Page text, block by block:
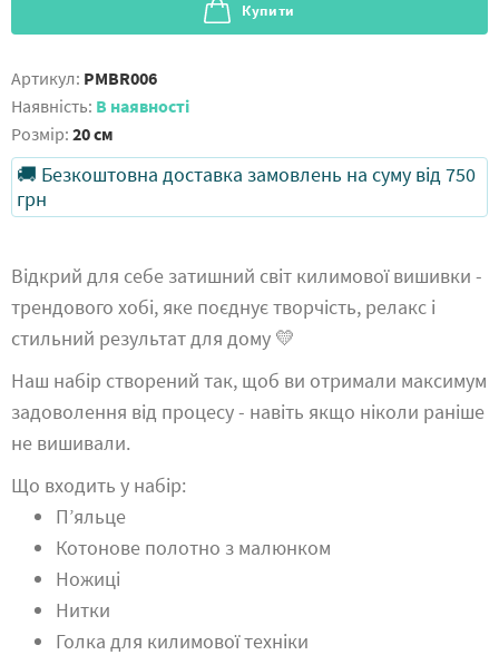
Купити
Артикул: PMBR006
Наявність: В наявності
Розмір: 20 см
🚚 Безкоштовна доставка замовлень на суму від 750
грн
Відкрий для себе затишний світ килимової вишивки -
трендового хобі, яке поєднує творчість, релакс і
стильний результат для дому 💛
Наш набір створений так, щоб ви отримали максимум
задоволення від процесу - навіть якщо ніколи раніше
не вишивали.
Що входить у набір:
П’яльце
Котонове полотно з малюнком
Ножиці
Нитки
Голка для килимової техніки